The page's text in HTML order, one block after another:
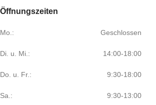
Öffnungszeiten
Mo.: Geschlossen
Di. u. Mi.: 14:00-18:00
Do. u. Fr.: 9:30-18:00
Sa.: 9:30-13:00